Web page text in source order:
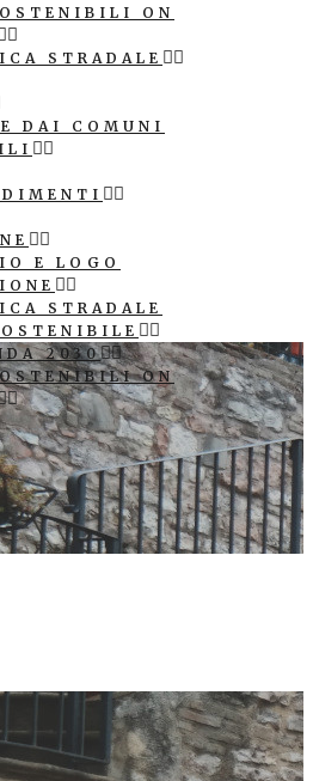
ON
STRADALE
DAI COMUNI
E LOGO
STRADALE
2030
ON